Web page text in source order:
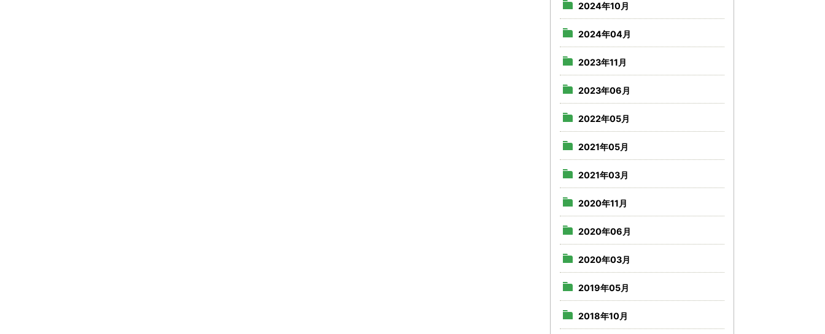
2024年10月
2024年04月
2023年11月
2023年06月
2022年05月
2021年05月
2021年03月
2020年11月
2020年06月
2020年03月
2019年05月
2018年10月